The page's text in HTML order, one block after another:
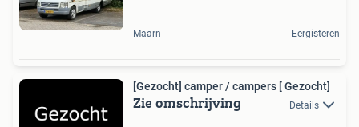
Maarn Eergisteren
[Gezocht] camper / campers [ Gezocht]
Zie omschrijving Details